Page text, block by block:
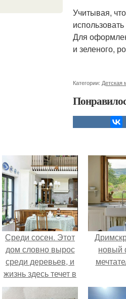
Учитывая,
Для
и зеленого,
Категории: Детская
Среди сосен. Этот
дом словно вырос
среди деревьев, и
жизнь здесь течет в
собственном ритме
новый